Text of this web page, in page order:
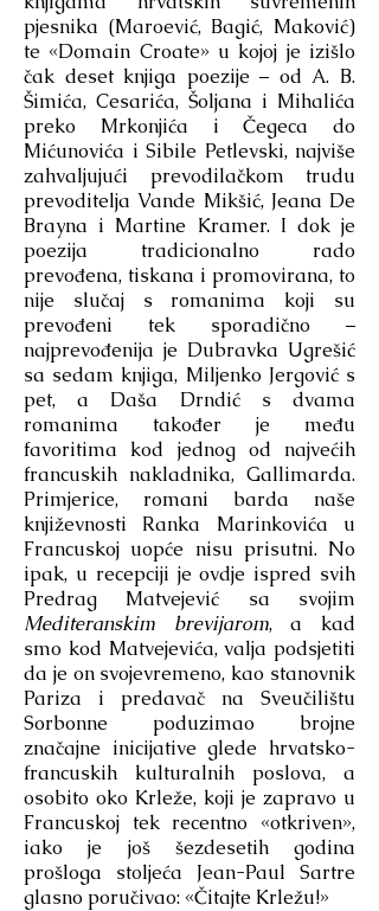
pjesnika (Maroević, Bagić, Maković)
te «Domain Croate» u kojoj je izišlo
čak deset knjiga poezije – od A. B.
Šimića, Cesarića, Šoljana i Mihalića
preko Mrkonjića i Čegeca do
Mićunovića i Sibile Petlevski, najviše
zahvaljujući prevodilačkom trudu
prevoditelja Vande Mikšić, Jeana De
Brayna i Martine Kramer. I dok je
poezija tradicionalno rado
prevođena, tiskana i promovirana, to
nije slučaj s romanima koji su
prevođeni tek sporadično –
najprevođenija je Dubravka Ugrešić
sa sedam knjiga, Miljenko Jergović s
pet, a Daša Drndić s dvama
romanima također je među
favoritima kod jednog od najvećih
francuskih nakladnika, Gallimarda.
Primjerice, romani barda naše
književnosti Ranka Marinkovića u
Francuskoj uopće nisu prisutni. No
ipak, u recepciji je ovdje ispred svih
Predrag Matvejević sa svojim
Mediteranskim brevijarom, a kad
smo kod Matvejevića, valja podsjetiti
da je on svojevremeno, kao stanovnik
Pariza i predavač na Sveučilištu
Sorbonne poduzimao brojne
značajne inicijative glede hrvatsko-
francuskih kulturalnih poslova, a
osobito oko Krleže, koji je zapravo u
Francuskoj tek recentno «otkriven»,
iako je još šezdesetih godina
prošloga stoljeća Jean-Paul Sartre
glasno poručivao: «Čitajte Krležu!»